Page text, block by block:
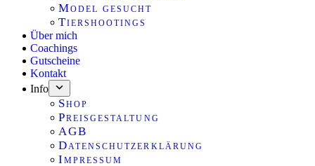
Model gesucht
Tiershootings
Über mich
Coachings
Gutscheine
Kontakt
Info
Shop
Preisgestaltung
AGB
Datenschutzerklärung
Impressum